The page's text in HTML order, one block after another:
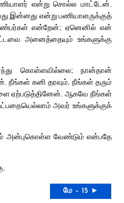
என்று சொல்ல மாட்டேன்.
இன்னது என்று பணியாளருக்குத்
என்றேன்; ஏனெனில் என்
அனைத்தையும் உங்களுக்கு
கொள்ளவில்லை; நான்தான்
கனி தரவும், நீங்கள் தரும்
ஏற்படுத்தினேன். ஆகவே நீங்கள்
அவர் உங்களுக்குக்
அன்புகொள்ள வேண்டும் என்பதே
மே – 15 ►